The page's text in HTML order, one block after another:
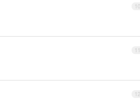
10
11
12